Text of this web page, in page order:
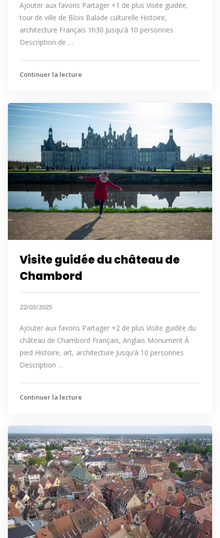
Ajouter aux favoris Partager +1 de plus Visite guidée,
tour de ville de Blois Balade culturelle Histoire,
architecture Français 1h30 Jusqu'à 10 personnes
Description de …
Continuer la lecture
Visite guidée du château de
Chambord
22/03/2025
Ajouter aux favoris Partager +2 de plus Visite guidée du
château de Chambord Français, Anglais Monument À
pied Histoire, art, architecture Jusqu'à 10 personnes
Description …
Continuer la lecture